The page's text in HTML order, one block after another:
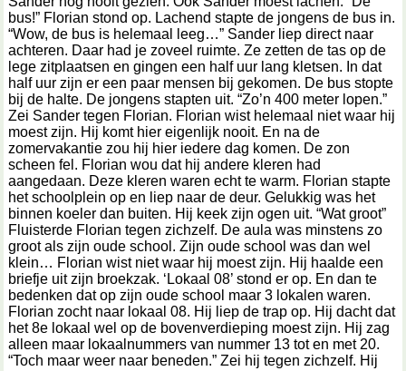
bus!” Florian stond op. Lachend stapte de jongens de bus in.
“Wow, de bus is helemaal leeg…” Sander liep direct naar
achteren. Daar had je zoveel ruimte. Ze zetten de tas op de
lege zitplaatsen en gingen een half uur lang kletsen. In dat
half uur zijn er een paar mensen bij gekomen. De bus stopte
bij de halte. De jongens stapten uit. “Zo’n 400 meter lopen.”
Zei Sander tegen Florian. Florian wist helemaal niet waar hij
moest zijn. Hij komt hier eigenlijk nooit. En na de
zomervakantie zou hij hier iedere dag komen. De zon
scheen fel. Florian wou dat hij andere kleren had
aangedaan. Deze kleren waren echt te warm. Florian stapte
het schoolplein op en liep naar de deur. Gelukkig was het
binnen koeler dan buiten. Hij keek zijn ogen uit. “Wat groot”
Fluisterde Florian tegen zichzelf. De aula was minstens zo
groot als zijn oude school. Zijn oude school was dan wel
klein… Florian wist niet waar hij moest zijn. Hij haalde een
briefje uit zijn broekzak. ‘Lokaal 08’ stond er op. En dan te
bedenken dat op zijn oude school maar 3 lokalen waren.
Florian zocht naar lokaal 08. Hij liep de trap op. Hij dacht dat
het 8e lokaal wel op de bovenverdieping moest zijn. Hij zag
alleen maar lokaalnummers van nummer 13 tot en met 20.
“Toch maar weer naar beneden.” Zei hij tegen zichzelf. Hij